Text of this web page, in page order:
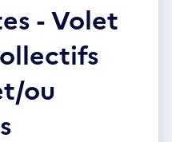
- Volet
ou